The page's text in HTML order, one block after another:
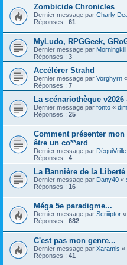
Zombicide Chronicles
Dernier message par Charly
Réponses : 61
MyLudo, RPGGeek,
Dernier message par Morningkill
Réponses : 3
Accélérer Strahd
Dernier message par Vorghyrn «
Réponses : 7
La scénariothèque
Dernier message par fonto «
Réponses : 25
Comment présenter
être un co**ard
Dernier message par DéquiVrille
Réponses : 4
La Bannière de la Liberté
Dernier message par Dany40 «
Réponses : 16
Méga 5e paradigme...
Dernier message par Scriiiptor «
Réponses : 682
C'est pas mon genre...
Dernier message par Xaramis «
Réponses : 41